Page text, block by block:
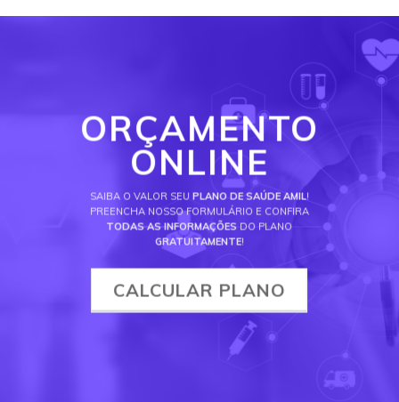
ORÇAMENTO
ONLINE
SAIBA O VALOR SEU PLANO DE SAÚDE AMIL!
PREENCHA NOSSO FORMULÁRIO E CONFIRA
TODAS AS INFORMAÇÕES DO PLANO
GRATUITAMENTE!
CALCULAR PLANO